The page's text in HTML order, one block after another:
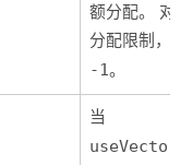
额分配。 对
分配限制，值
-1。
当